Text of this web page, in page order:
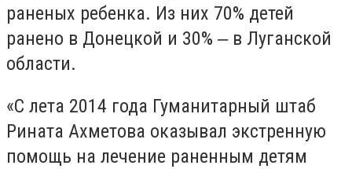
раненых ребенка. Из них 70% детей
ранено в Донецкой и 30% ‒ в Луганской
области.
«С лета 2014 года Гуманитарный штаб
Рината Ахметова оказывал экстренную
помощь на лечение раненным детям